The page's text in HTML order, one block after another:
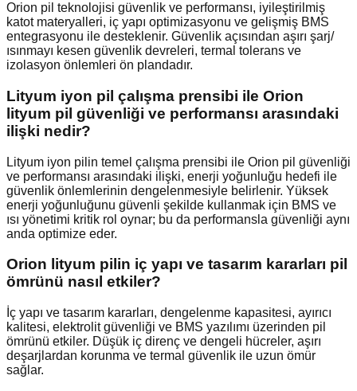
Orion pil teknolojisi güvenlik ve performansı, iyileştirilmiş
katot materyalleri, iç yapı optimizasyonu ve gelişmiş BMS
entegrasyonu ile desteklenir. Güvenlik açısından aşırı şarj/
ısınmayı kesen güvenlik devreleri, termal tolerans ve
izolasyon önlemleri ön plandadır.
Lityum iyon pil çalışma prensibi ile Orion
lityum pil güvenliği ve performansı arasındaki
ilişki nedir?
Lityum iyon pilin temel çalışma prensibi ile Orion pil güvenliği
ve performansı arasındaki ilişki, enerji yoğunluğu hedefi ile
güvenlik önlemlerinin dengelenmesiyle belirlenir. Yüksek
enerji yoğunluğunu güvenli şekilde kullanmak için BMS ve
ısı yönetimi kritik rol oynar; bu da performansla güvenliği aynı
anda optimize eder.
Orion lityum pilin iç yapı ve tasarım kararları pil
ömrünü nasıl etkiler?
İç yapı ve tasarım kararları, dengelenme kapasitesi, ayırıcı
kalitesi, elektrolit güvenliği ve BMS yazılımı üzerinden pil
ömrünü etkiler. Düşük iç direnç ve dengeli hücreler, aşırı
deşarjlardan korunma ve termal güvenlik ile uzun ömür
sağlar.